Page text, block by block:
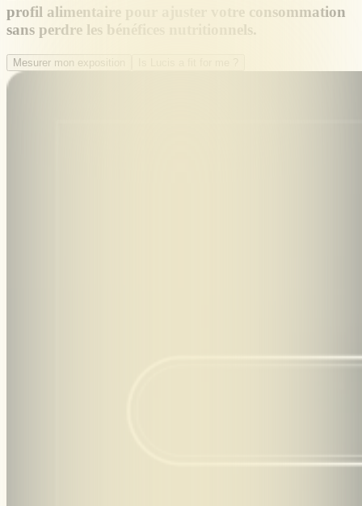
profil alimentaire pour ajuster votre consommation
sans perdre les bénéfices nutritionnels.
Mesurer mon exposition